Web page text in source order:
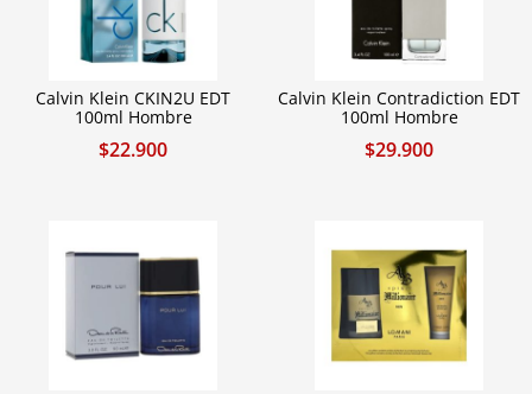
Calvin Klein CKIN2U EDT
100ml Hombre
$22.900
Calvin Klein Contradiction EDT
100ml Hombre
$29.900